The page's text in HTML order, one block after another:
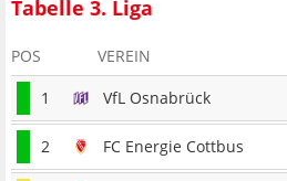
Tabelle 3. Liga
POS VEREIN
1
VfL Osnabrück
2 FC Energie Cottbus